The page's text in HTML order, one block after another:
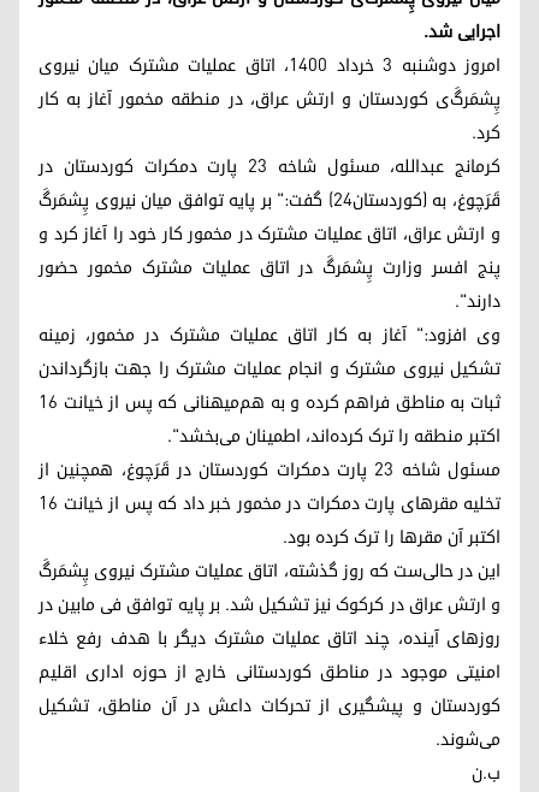
اجرایی شد.
امروز دوشنبه ٣ خرداد ١٤٠٠، اتاق عملیات مشترک میان نیروی
پِشمَرگَ‌ی کوردستان و ارتش عراق، در منطقه مخمور آغاز به کار
کرد.
کرمانج عبدالله، مسئول شاخه ٢٣ پارت دمکرات کوردستان در
قَرَچوغ، به (کوردستان٢٤) گفت:" بر پایه توافق میان نیروی پِشمَرگَ‌
و ارتش عراق، اتاق عملیات مشترک در مخمور کار خود را آغاز کرد و
پنج افسر وزارت پِشمَرگَ‌ در اتاق عملیات مشترک مخمور حضور
دارند".
وی افزود:" آغاز به کار اتاق عملیات مشترک در مخمور، زمینه
تشکیل نیروی مشترک و انجام عملیات مشترک را جهت بازگرداندن
ثبات به مناطق فراهم کرده و به هم‌میهنانی که پس از خیانت ١٦
اکتبر منطقه را ترک کرده‌اند، اطمینان می‌بخشد".
مسئول شاخه ٢٣ پارت دمکرات کوردستان در قَرَچوغ، همچنین از
تخلیه مقرهای پارت دمکرات در مخمور خبر داد که پس از خیانت ١٦
اکتبر آن مقرها را ترک کرده بود.
این در حالی‌ست که روز گذشته، اتاق عملیات مشترک نیروی پِشمَرگَ‌
و ارتش عراق در کرکوک نیز تشکیل شد. بر پایه توافق فی مابین در
روزهای آینده، چند اتاق عملیات مشترک دیگر با هدف رفع خلاء
امنیتی موجود در مناطق کوردستانی خارج از حوزه اداری اقلیم
کوردستان و پیشگیری از تحرکات داعش در آن مناطق، تشکیل
می‌شوند.
ب.ن